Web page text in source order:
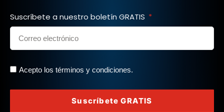
Suscríbete a nuestro boletín GRATIS
Acepto los términos y condiciones.
Suscríbete GRATIS